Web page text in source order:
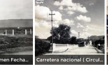
Rancho el Carmen Fechada el 19 de Enero de 1948 Carretera nacional ( Circulada el 26 de Agosto de 1936 )